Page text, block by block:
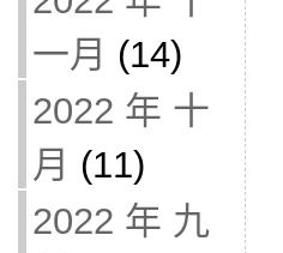
一月 (14)
2022 年 十
月 (11)
2022 年 九